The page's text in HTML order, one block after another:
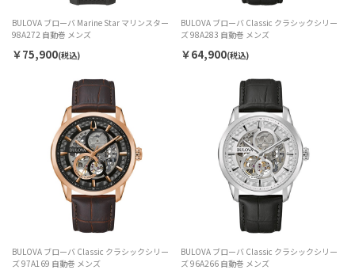
BULOVA ブローバ Marine Star マリンスター
98A272 自動巻 メンズ
￥75,900(税込)
BULOVA ブローバ Classic クラシックシリー
ズ 98A283 自動巻 メンズ
￥64,900(税込)
BULOVA ブローバ Classic クラシックシリー
ズ 97A169 自動巻 メンズ
BULOVA ブローバ Classic クラシックシリー
ズ 96A266 自動巻 メンズ